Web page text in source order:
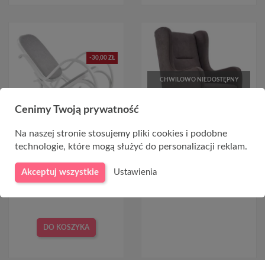
-30,00 ZŁ
Fotel bujany biały MAX BIS
669,00 zł 699,00 zł
DO KOSZYKA
CHWILOWO NIEDOSTĘPNY
Szary fotel do salonu
Cenimy Twoją prywatność
Na naszej stronie stosujemy pliki cookies i podobne
technologie, które mogą służyć do personalizacji reklam.
Akceptuj wszystkie Ustawienia